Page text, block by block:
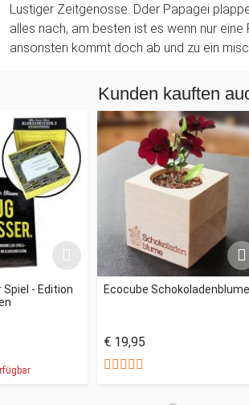
Lustiger Zeitgenosse. Dder Papagei
alles nach, am besten ist es wenn nur eine
ansonsten kommt doch ab und zu ein
Kunden kauften
- Edition
Ecocube Schokoladenblume
€ 19,95